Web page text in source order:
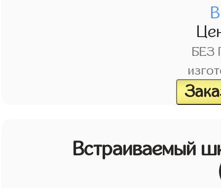
БЕЗ
Встраиваемый